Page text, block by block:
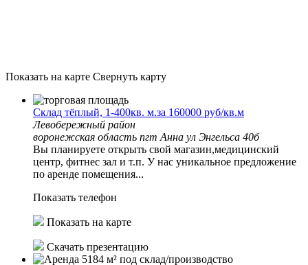
Показать на карте Свернуть карту
Склад тёплый, 1-400кв. м.за 160000 руб/кв.м
Левобережный район
воронежская область пгт Анна ул Энгельса 40б
Вы планируете открыть свой магазин,медицинский
центр, фитнес зал и т.п. У нас уникальное предложение
по аренде помещения...
Показать телефон
Показать на карте
Скачать презентацию